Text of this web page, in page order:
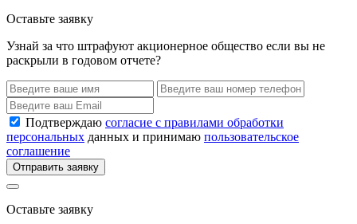
Оставьте заявку
Узнай за что штрафуют акционерное общество если вы не
раскрыли в годовом отчете?
Подтверждаю согласие с правилами обработки
персональных данных и принимаю пользовательское
соглашение
Отправить заявку
Оставьте заявку